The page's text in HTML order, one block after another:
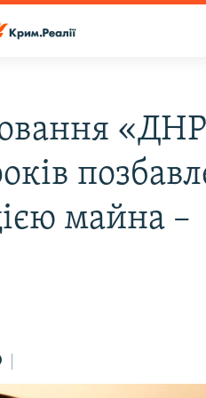
майна –